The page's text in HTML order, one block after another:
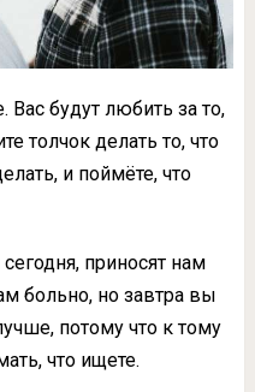
Вас будут любить за то,
толчок делать то, что
и поймёте, что
приносят нам
больно, но завтра вы
потому что к тому
что ищете.